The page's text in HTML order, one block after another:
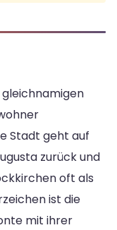
gleichnamigen
Stadt geht auf
zurück und
oft als
ist die
mit ihrer